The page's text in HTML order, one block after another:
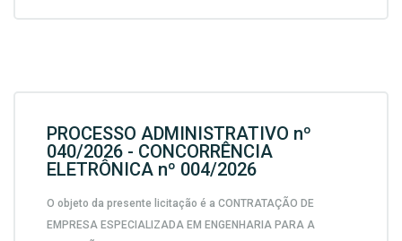
PROCESSO ADMINISTRATIVO nº
040/2026 - CONCORRÊNCIA
ELETRÔNICA nº 004/2026
O objeto da presente licitação é a CONTRATAÇÃO DE
EMPRESA ESPECIALIZADA EM ENGENHARIA PARA A